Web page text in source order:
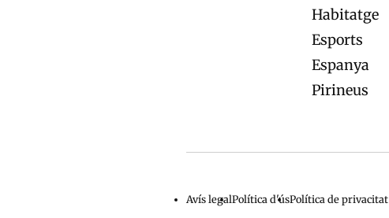
Habitatge
Esports
Espanya
Pirineus
Menu
Avís legalPolítica d'úsPolítica de privacitat